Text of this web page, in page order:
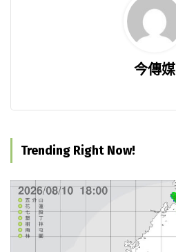
今傳媒
Trending Right Now!